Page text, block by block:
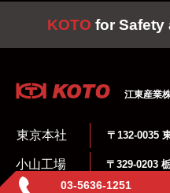
KOTO for Safety
江東産業
東京本社 〒132-0035
小山工場 〒329-0203
さいたま倉庫 〒339-0055
03-5636-1251